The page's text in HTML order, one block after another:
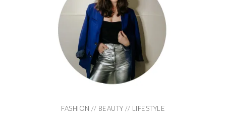
FASHION // BEAUTY // LIFESTYLE